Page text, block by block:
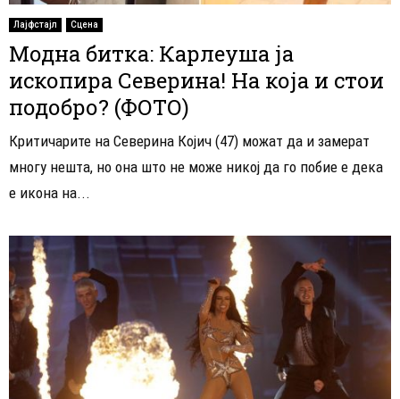
Лајфстајл Сцена
Модна битка: Карлеуша ја
ископира Северина! На која и стои
подобро? (ФОТО)
Критичарите на Северина Којич (47) можат да и замерат
многу нешта, но она што не може никој да го побие е дека
е икона на...